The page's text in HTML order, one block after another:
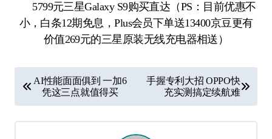
5799元三星Galaxy S9购买直达（PS：目前优惠不
小，白条12期免息，Plus会员下单送13400京豆更有
价值269元的三星原装无线充电器相送）
章
导
AI性能面面俱到 一加6
凭这三点就值得买
手握专利大招 OPPO快
充实测搞定续航难